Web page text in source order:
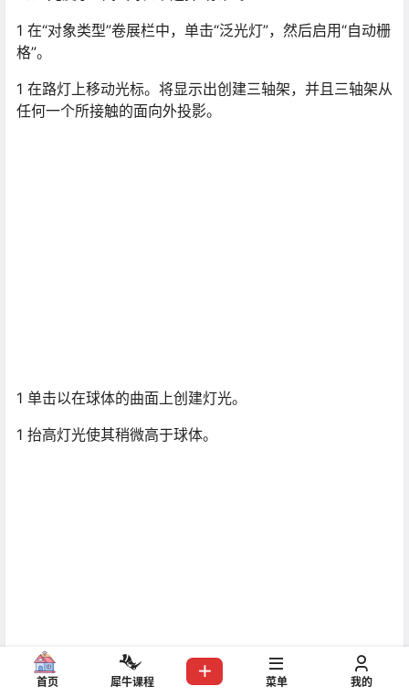
1 单击以在球体的曲面上创建灯光。
1 抬高灯光使其稍微高于球体。
衰减”卷展栏中禁用“显示”。（近距衰减只要被选定，就仍
会为此灯光显示。）
首页 犀牛课程 菜单 我的